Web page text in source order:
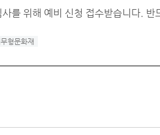
를 위해 예비 신청 접수받습니다.
형문화재